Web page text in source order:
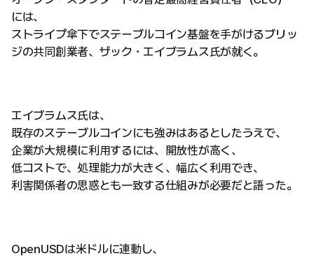
には、
ストライプ傘下でステーブルコイン基盤を手がけるブリッ
ジの共同創業者、ザック・エイブラムス氏が就く。
エイブラムス氏は、
既存のステーブルコインにも強みはあるとしたうえで、
企業が大規模に利用するには、開放性が高く、
低コストで、処理能力が大きく、幅広く利用でき、
利害関係者の思惑とも一致する仕組みが必要だと語った。
OpenUSDは米ドルに連動し、